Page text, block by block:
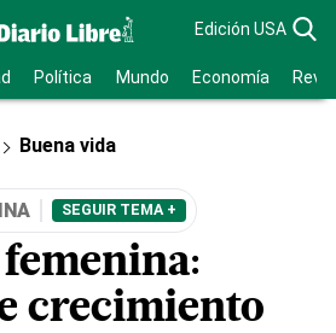
Edición USA
Política Mundo Economía
Buena vida
SEGUIR TEMA +
crecimiento